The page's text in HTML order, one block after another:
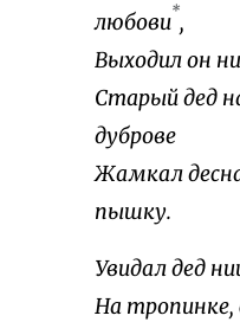
любови*,
Выходил он
Старый дед
дуброве
Жамкал
пышку.
Увидал дед
На